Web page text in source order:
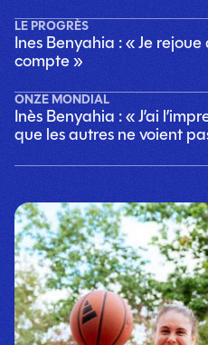
LE PROGRÈS
Ines Benyahia : « Je
compte »
ONZE MONDIAL
Inès Benyahia : « J’ai
que les autres ne voient